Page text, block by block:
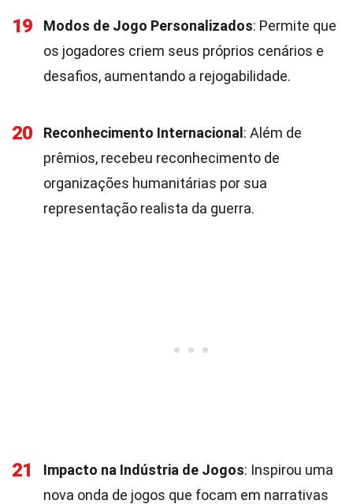
19 Modos de Jogo Personalizados: Permite que
os jogadores criem seus próprios cenários e
desafios, aumentando a rejogabilidade.
20 Reconhecimento Internacional : Além de
prêmios, recebeu reconhecimento de
organizações humanitárias por sua
representação realista da guerra.
21 Impacto na Indústria de Jogos: Inspirou uma
nova onda de jogos que focam em narrativas